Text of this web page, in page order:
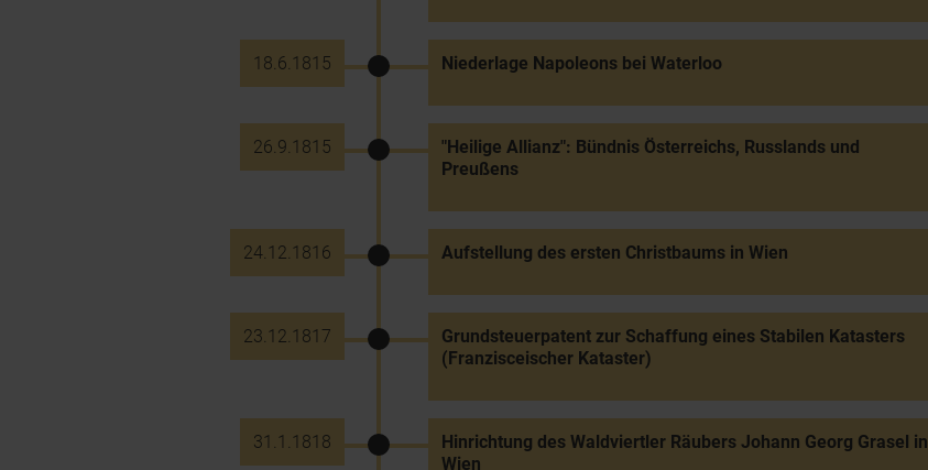
18.6.1815 Niederlage Napoleons bei Waterloo
26.9.1815
"Heilige Allianz": Bündnis Österreichs, Russlands und
Preußens
24.12.1816 Aufstellung des ersten Christbaums in Wien
23.12.1817
Grundsteuerpatent zur Schaffung eines Stabilen Katasters
(Franzisceischer Kataster)
31.1.1818
Hinrichtung des Waldviertler Räubers Johann Georg Grasel in
Wien